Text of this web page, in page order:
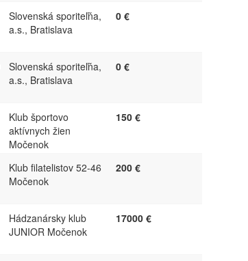
Slovenská sporiteľňa,
a.s., Bratislava
0 €
Slovenská sporiteľňa,
a.s., Bratislava
0 €
Klub športovo
aktívnych žien
Močenok
150 €
Klub filatelistov 52-46
Močenok
200 €
Hádzanársky klub
JUNIOR Močenok
17000 €